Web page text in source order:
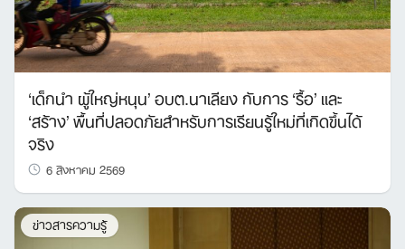
‘เด็กนำ ผู้ใหญ่หนุน’ อบต.นาเลียง กับการ ‘รื้อ’ และ
‘สร้าง’ พื้นที่ปลอดภัยสำหรับการเรียนรู้ใหม่ที่เกิดขึ้นได้
จริง
6 สิงหาคม 2569
ข่าวสารความรู้